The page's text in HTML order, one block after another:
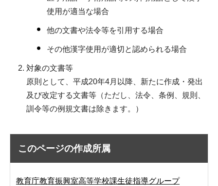
使用が適当な場合
他の文書や法令等を引用する場合
その他漢字使用が適切と認められる場合
対象の文書等
原則として、平成20年4月以降、新たに作成・発出
及び改定する文書等（ただし、法令、条例、規則、
訓令等の例規文書は除きます。）
このページの作成所属
教育庁教育振興室高等学校課生徒指導グループ